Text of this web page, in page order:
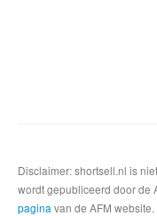
Disclaimer: shortsell.nl is
wordt gepubliceerd door de
pagina van de AFM